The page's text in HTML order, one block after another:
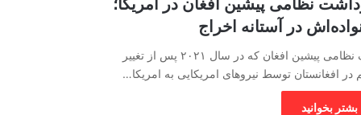
در آستانه اخراج
یک نظامی پیشین افغان که در سال ۲۰۲۱ پس از تغییر
در افغانستان توسط نیروهای امریکایی به امریکا…
بشتر بخوانید